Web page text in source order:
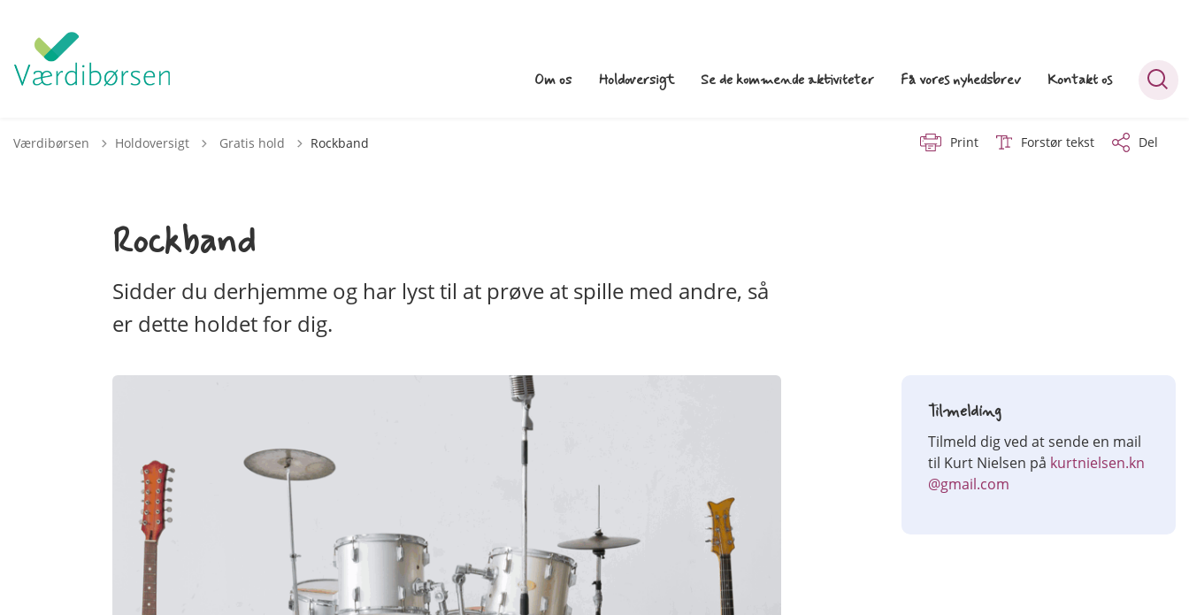
Om os Holdoversigt Se de kommende aktiviteter Få vores nyhedsbrev Kontakt os
Værdibørsen Holdoversigt Tilbage til
Gratis hold Rockband Print Forstør tekst Del
Rockband
Sidder du derhjemme og har lyst til at prøve at spille med andre, så
er dette holdet for dig.
Tilmelding
Tilmeld dig ved at sende en mail
til Kurt Nielsen på kurtnielsen.kn
@gmail.com